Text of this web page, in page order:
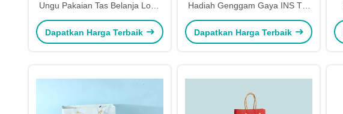
Ungu Pakaian Tas Belanja Logo
Custom
Dapatkan Harga Terbaik
Hadiah Genggam Gaya INS Tas
Hadiah Ulang Tahun
Dapatkan Harga Terbaik